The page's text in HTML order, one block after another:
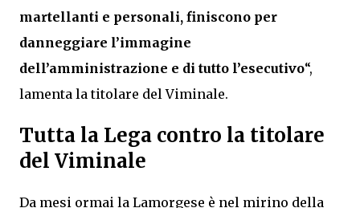
martellanti e personali, finiscono per
danneggiare l’immagine
dell’amministrazione e di tutto l’esecutivo“,
lamenta la titolare del Viminale.
Tutta la Lega contro la titolare
del Viminale
Da mesi ormai la Lamorgese è nel mirino della